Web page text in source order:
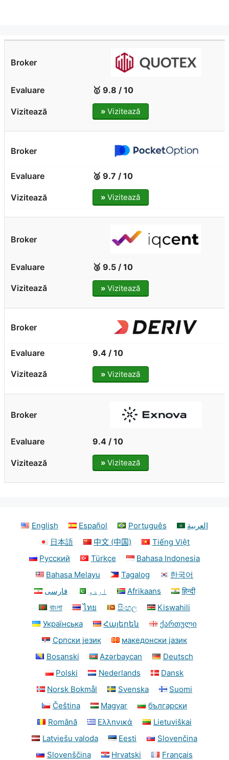
🥇 9.8 / 10
» Vizitează
🥈 9.7 / 10
» Vizitează
🥉 9.5 / 10
» Vizitează
9.4 / 10
» Vizitează
9.4 / 10
» Vizitează
English Español Português
العربية
日本語
中文 (中国)
Tiếng Việt
Русский
Türkçe
Bahasa Indonesia
Bahasa Melayu
Tagalog
한국어
فارسی
اردو Afrikaans
हिन्दी
বাংলা
ไทย සිංහල
Kiswahili
Українська
Հայերեն
ქართული
Српски језик
македонски јазик
Bosanski
Azərbaycan
Deutsch
Polski
Nederlands
Dansk
Norsk Bokmål
Svenska
Suomi
Čeština
Magyar
български
Română
Ελληνικά
Lietuviškai
Latviešu valoda
Eesti
Slovenčina
Slovenščina
Hrvatski Français